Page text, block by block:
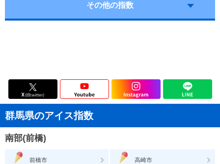
その他の指数
群馬県のアイス指数
南部(前橋)
前橋市 高崎市